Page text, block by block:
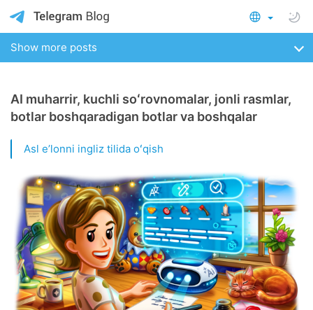
Show more posts
AI muharrir, kuchli soʻrovnomalar, jonli rasmlar,
botlar boshqaradigan botlar va boshqalar
Asl eʼlonni ingliz tilida oʻqish